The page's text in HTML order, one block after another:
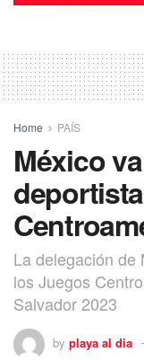
Home PAÍS
México
La delegación de
los Juegos
Salvador 2023
by playa al dia